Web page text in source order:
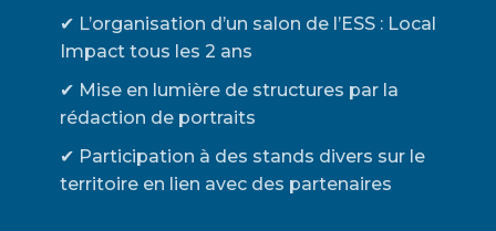
✔ L’organisation d’un salon de l’ESS : Local
Impact tous les 2 ans
✔ Mise en lumière de structures par la
rédaction de portraits
✔ Participation à des stands divers sur le
territoire en lien avec des partenaires